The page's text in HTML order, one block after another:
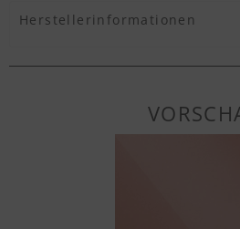
Herstellerinformationen